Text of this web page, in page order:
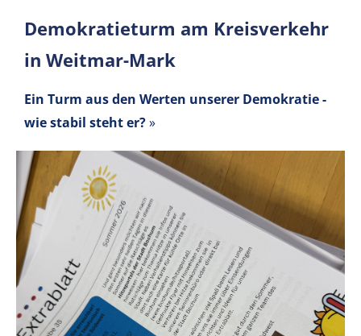
Demokratieturm am Kreisverkehr
in Weitmar-Mark
Ein Turm aus den Werten unserer Demokratie -
wie stabil steht er?»